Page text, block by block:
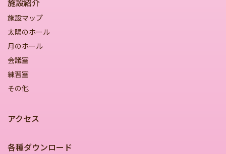
施設紹介
施設マップ
太陽のホール
月のホール
会議室
練習室
その他
アクセス
各種ダウンロード